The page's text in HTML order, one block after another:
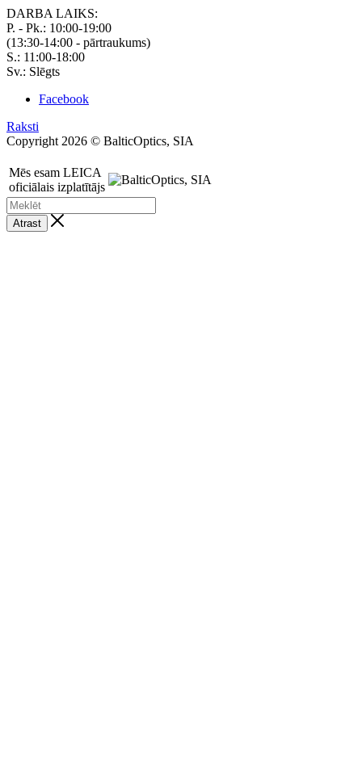
DARBA LAIKS:
P. - Pk.: 10:00-19:00
(13:30-14:00 - pārtraukums)
S.: 11:00-18:00
Sv.: Slēgts
Facebook
Raksti
Copyright 2026 © BalticOptics, SIA
Mēs esam LEICA
oficiālais izplatītājs
Atrast